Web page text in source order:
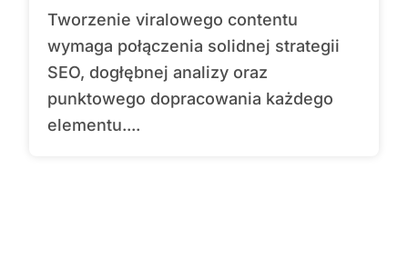
Tworzenie viralowego contentu
wymaga połączenia solidnej strategii
SEO, dogłębnej analizy oraz
punktowego dopracowania każdego
elementu....